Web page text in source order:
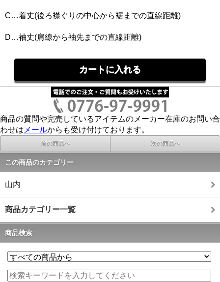
C…着丈(後ろ襟ぐりの中心から裾までの直線距離)
D…袖丈(肩線から袖先までの直線距離)
商品の質問や完売しているアイテムのメーカー在庫のお問い合
わせは メールからも受け付けております。
前の商品へ 次の商品へ
この商品のカテゴリー
山内
商品カテゴリー一覧
商品検索